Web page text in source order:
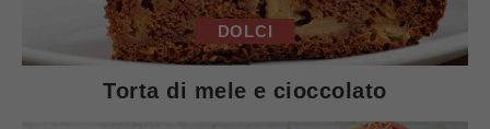
DOLCI
Torta di mele e cioccolato